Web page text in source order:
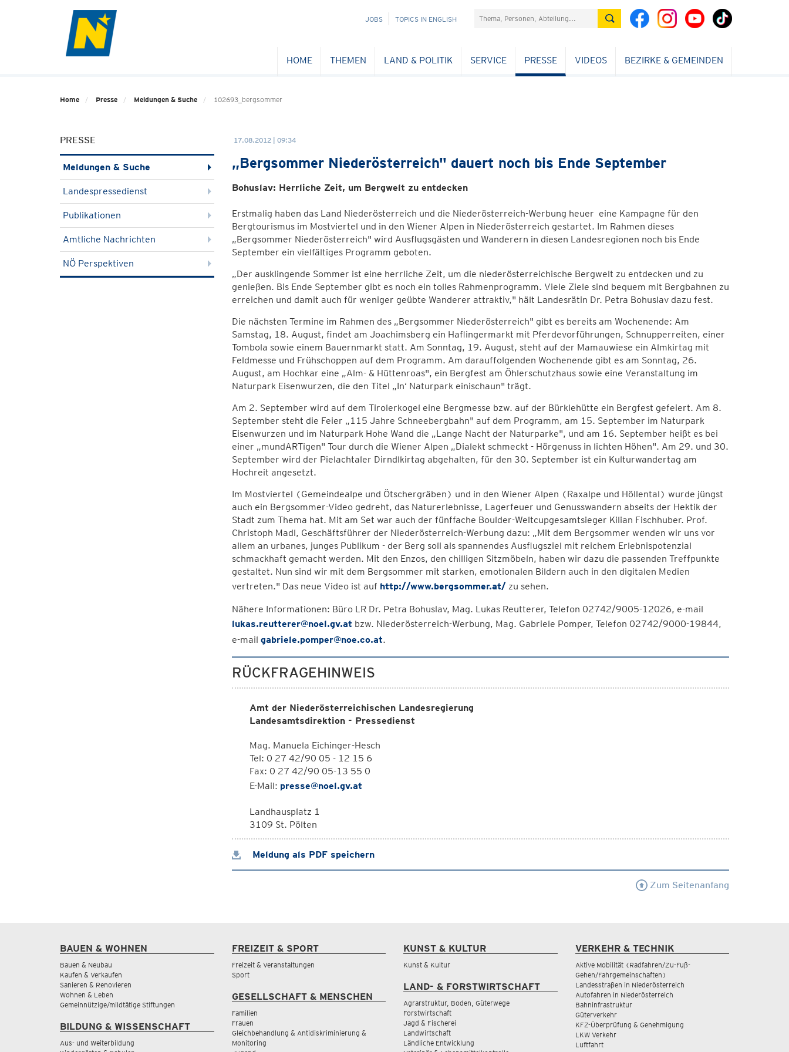
NAVIGATION
JOBS TOPICS IN ENGLISH Suchefeld
HOME THEMEN LAND & POLITIK SERVICE PRESSE VIDEOS BEZIRKE & GEMEINDEN
Home Presse Meldungen & Suche 102693_bergsommer
PRESSE
Meldungen & Suche
Landespressedienst
Publikationen
Amtliche Nachrichten
NÖ Perspektiven
17.08.2012 | 09:34
„Bergsommer Niederösterreich" dauert noch bis Ende September
Bohuslav: Herrliche Zeit, um Bergwelt zu entdecken
Erstmalig haben das Land Niederösterreich und die Niederösterreich-Werbung heuer eine Kampagne für den
Bergtourismus im Mostviertel und in den Wiener Alpen in Niederösterreich gestartet. Im Rahmen dieses
„Bergsommer Niederösterreich" wird Ausflugsgästen und Wanderern in diesen Landesregionen noch bis Ende
September ein vielfältiges Programm geboten.
„Der ausklingende Sommer ist eine herrliche Zeit, um die niederösterreichische Bergwelt zu entdecken und zu
genießen. Bis Ende September gibt es noch ein tolles Rahmenprogramm. Viele Ziele sind bequem mit Bergbahnen zu
erreichen und damit auch für weniger geübte Wanderer attraktiv," hält Landesrätin Dr. Petra Bohuslav dazu fest.
Die nächsten Termine im Rahmen des „Bergsommer Niederösterreich" gibt es bereits am Wochenende: Am
Samstag, 18. August, findet am Joachimsberg ein Haflingermarkt mit Pferdevorführungen, Schnupperreiten, einer
Tombola sowie einem Bauernmarkt statt. Am Sonntag, 19. August, steht auf der Mamauwiese ein Almkirtag mit
Feldmesse und Frühschoppen auf dem Programm. Am darauffolgenden Wochenende gibt es am Sonntag, 26.
August, am Hochkar eine „Alm- & Hüttenroas", ein Bergfest am Öhlerschutzhaus sowie eine Veranstaltung im
Naturpark Eisenwurzen, die den Titel „In‘ Naturpark einischaun" trägt.
Am 2. September wird auf dem Tirolerkogel eine Bergmesse bzw. auf der Bürklehütte ein Bergfest gefeiert. Am 8.
September steht die Feier „115 Jahre Schneebergbahn" auf dem Programm, am 15. September im Naturpark
Eisenwurzen und im Naturpark Hohe Wand die „Lange Nacht der Naturparke", und am 16. September heißt es bei
einer „mundARTigen" Tour durch die Wiener Alpen „Dialekt schmeckt - Hörgenuss in lichten Höhen". Am 29. und 30.
September wird der Pielachtaler Dirndlkirtag abgehalten, für den 30. September ist ein Kulturwandertag am
Hochreit angesetzt.
Im Mostviertel (Gemeindealpe und Ötschergräben) und in den Wiener Alpen (Raxalpe und Höllental) wurde jüngst
auch ein Bergsommer-Video gedreht, das Naturerlebnisse, Lagerfeuer und Genusswandern abseits der Hektik der
Stadt zum Thema hat. Mit am Set war auch der fünffache Boulder-Weltcupgesamtsieger Kilian Fischhuber. Prof.
Christoph Madl, Geschäftsführer der Niederösterreich-Werbung dazu: „Mit dem Bergsommer wenden wir uns vor
allem an urbanes, junges Publikum - der Berg soll als spannendes Ausflugsziel mit reichem Erlebnispotenzial
schmackhaft gemacht werden. Mit den Enzos, den chilligen Sitzmöbeln, haben wir dazu die passenden Treffpunkte
gestaltet. Nun sind wir mit dem Bergsommer mit starken, emotionalen Bildern auch in den digitalen Medien
vertreten." Das neue Video ist auf http://www.bergsommer.at/zu sehen.
Nähere Informationen: Büro LR Dr. Petra Bohuslav, Mag. Lukas Reutterer, Telefon 02742/9005-12026, e-mail
lukas.reutterer@noel.gv.at bzw. Niederösterreich-Werbung, Mag. Gabriele Pomper, Telefon 02742/9000-19844,
e-mail gabriele.pomper@noe.co.at.
RÜCKFRAGEHINWEIS
Amt der Niederösterreichischen Landesregierung
Landesamtsdirektion - Pressedienst
Mag. Manuela Eichinger-Hesch
Tel: 0 27 42/90 05 - 12 15 6
Fax: 0 27 42/90 05-13 55 0
E-Mail: presse@noel.gv.at
Landhausplatz 1
3109 St. Pölten
Meldung als PDF speichern
Zum Seitenanfang
BAUEN & WOHNEN
Bauen & Neubau
Kaufen & Verkaufen
Sanieren & Renovieren
Wohnen & Leben
Gemeinnützige/mildtätige Stiftungen
BILDUNG & WISSENSCHAFT
Aus- und Weiterbildung
FREIZEIT & SPORT
Freizeit & Veranstaltungen
Sport
GESELLSCHAFT & MENSCHEN
Familien
Frauen
Gleichbehandlung & Antidiskriminierung &
Monitoring
KUNST & KULTUR
Kunst & Kultur
LAND- & FORSTWIRTSCHAFT
Agrarstruktur, Boden, Güterwege
Forstwirtschaft
Jagd & Fischerei
Landwirtschaft
Ländliche Entwicklung
VERKEHR & TECHNIK
Aktive Mobilität (Radfahren/Zu-Fuß-
Gehen/Fahrgemeinschaften)
Landesstraßen in Niederösterreich
Autofahren in Niederösterreich
Bahninfrastruktur
Güterverkehr
KFZ-Überprüfung & Genehmigung
LKW Verkehr
Luftfahrt